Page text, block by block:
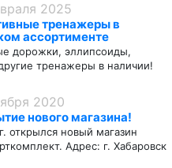
2025
тренажеры в
ассортименте
дорожки, эллипсоиды,
тренажеры в наличии!
2020
нового магазина!
открылся новый магазин
Адрес: г. Хабаровск